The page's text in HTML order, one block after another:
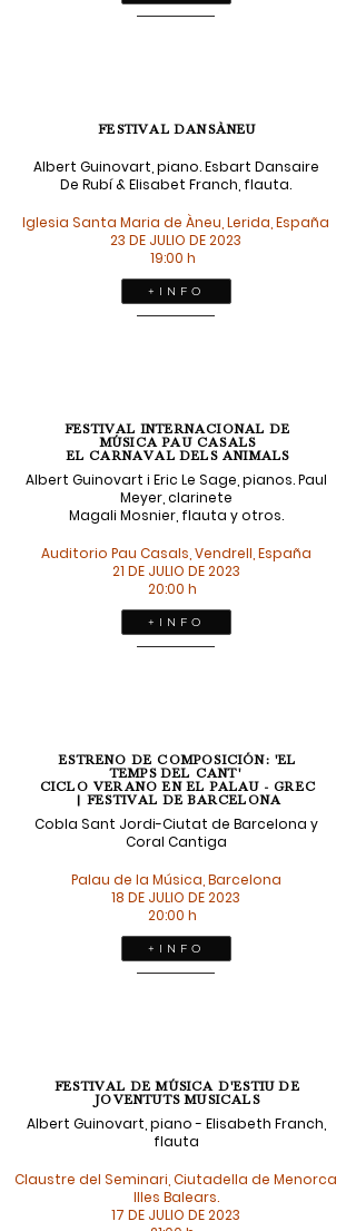
FESTIVAL DANSÀNEU
Albert Guinovart, piano. Esbart Dansaire
De Rubí & Elisabet Franch, flauta.
Iglesia Santa Maria de Àneu, Lerida, España
23 DE JULIO DE 2023
19:00 h
+ I N F O
FESTIVAL INTERNACIONAL DE
MÚSICA PAU CASALS
EL CARNAVAL DELS ANIMALS
Albert Guinovart i Eric Le Sage, pianos. Paul
Meyer, clarinete
Magali Mosnier, flauta y otros.
Auditorio Pau Casals, Vendrell​, España
21 DE JULIO DE 2023
20:00 h
+ I N F O
ESTRENO DE COMPOSICIÓN: 'EL
TEMPS DEL CANT'
CICLO VERANO EN EL PALAU - GREC
| FESTIVAL DE BARCELONA
Cobla Sant Jordi-Ciutat de Barcelona y
Coral Cantiga
Palau de la Música, Barcelona
18 DE JULIO DE 2023
20:00 h
+ I N F O
FESTIVAL DE MÚSICA D'ESTIU DE
JOVENTUTS MUSICALS
Albert Guinovart, piano - Elisabeth Franch,
flauta
Claustre del Seminari, Ciutadella de Menorca
Illes Balears.
17 DE JULIO DE 2023